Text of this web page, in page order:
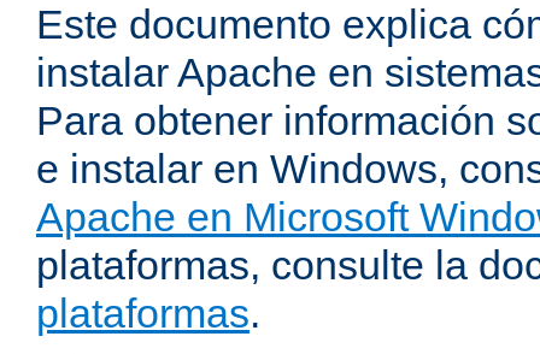
Este documento explica
instalar Apache en
Para obtener información
e instalar en Windows,
Apache en Microsoft
plataformas, consulte la
plataformas.